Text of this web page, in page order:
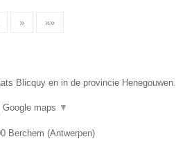
» »»
Blicquy en in de provincie Henegouwen.
Google maps ▼
Berchem (Antwerpen)